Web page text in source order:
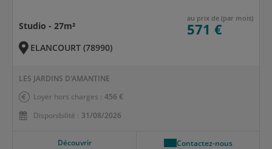
Studio - 27m²
au prix de (par mois)
571 €
ELANCOURT (78990)
LES JARDINS D'AMANTINE
Loyer hors charges : 456 €
Disponibilité : 31/08/2026
Découvrir Contactez-nous